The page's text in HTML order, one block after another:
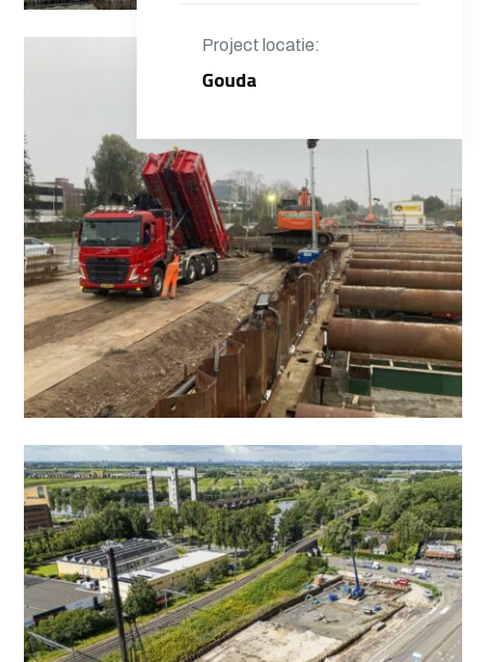
Project locatie:
Gouda